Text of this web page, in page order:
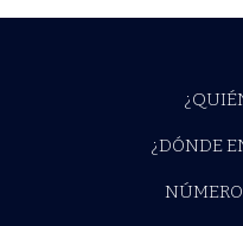
¿DÓNDE